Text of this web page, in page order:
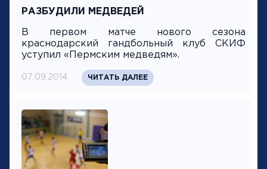
РАЗБУДИЛИ МЕДВЕДЕЙ
В первом матче нового сезона
краснодарский гандбольный клуб СКИФ
уступил «Пермским медведям».
07.09.2014 ЧИТАТЬ ДАЛЕЕ